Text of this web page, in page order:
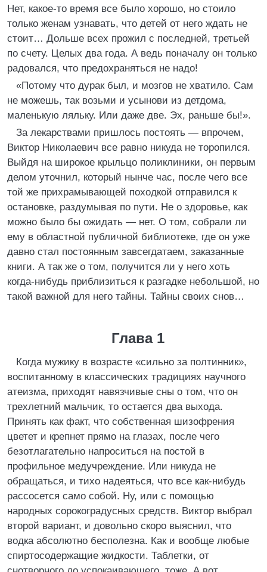
Нет, какое-то время все было хорошо, но стоило
только женам узнавать, что детей от него ждать не
стоит… Дольше всех прожил с последней, третьей
по счету. Целых два года. А ведь поначалу он только
радовался, что предохраняться не надо!
«Потому что дурак был, и мозгов не хватило. Сам
не можешь, так возьми и усынови из детдома,
маленькую ляльку. Или даже две. Эх, раньше бы!».
За лекарствами пришлось постоять — впрочем,
Виктор Николаевич все равно никуда не торопился.
Выйдя на широкое крыльцо поликлиники, он первым
делом уточнил, который нынче час, после чего все
той же прихрамывающей походкой отправился к
остановке, раздумывая по пути. Не о здоровье, как
можно было бы ожидать — нет. О том, собрали ли
ему в областной публичной библиотеке, где он уже
давно стал постоянным завсегдатаем, заказанные
книги. А так же о том, получится ли у него хоть
когда-нибудь приблизиться к разгадке небольшой, но
такой важной для него тайны. Тайны своих снов…
Глава 1
Когда мужику в возрасте «сильно за полтинник»,
воспитанному в классических традициях научного
атеизма, приходят навязчивые сны о том, что он
трехлетний мальчик, то остается два выхода.
Принять как факт, что собственная шизофрения
цветет и крепнет прямо на глазах, после чего
безотлагательно напроситься на постой в
профильное медучреждение. Или никуда не
обращаться, и тихо надеяться, что все как-нибудь
рассосется само собой. Ну, или с помощью
народных сорокоградусных средств. Виктор выбрал
второй вариант, и довольно скоро выяснил, что
водка абсолютно бесполезна. Как и вообще любые
спиртосодержащие жидкости. Таблетки, от